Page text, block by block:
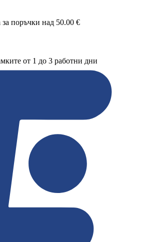
за поръчки над 50.00 €
от 1 до 3 работни дни